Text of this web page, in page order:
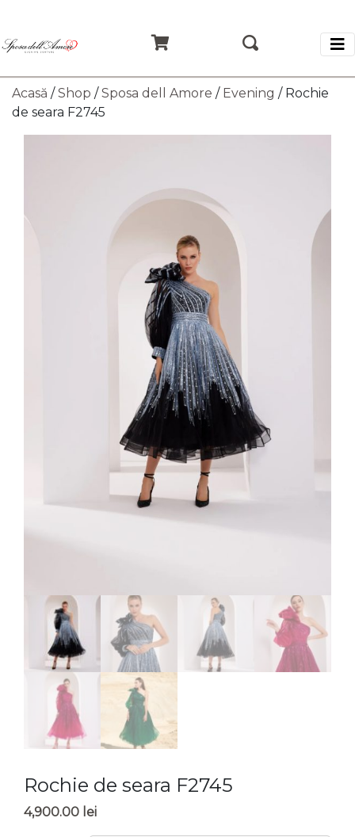
Acasă /Shop /Sposa dell Amore / Evening / Rochie
de seara F2745
Rochie de seara F2745
4,900.00 lei